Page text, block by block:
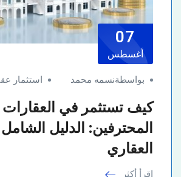
07
أغسطس
بواسطةنسمه محمد استثمار
كيف تستثمر في
المحترفين: الدليل الشامل
العقاري
اقرأ أكثر